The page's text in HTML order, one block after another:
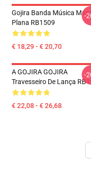
Gojira Banda Música
Plana RB1509
€ 18,29 - € 20,70
-
A GOJIRA GOJIRA
Travesseiro De Lança
€ 22,08 - € 26,68
-